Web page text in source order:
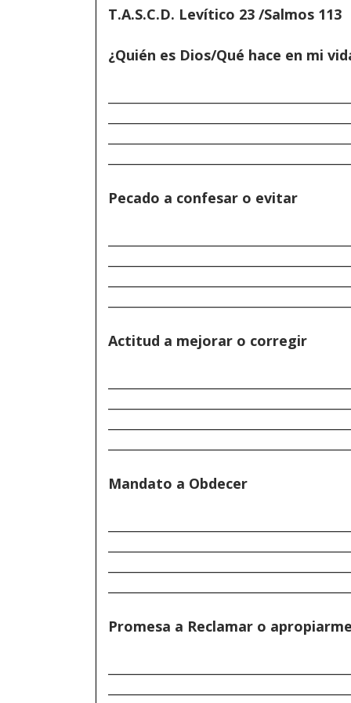
T.A.S.C.D. Levítico 23 /Salmos 113
¿Quién es Dios/Qué hace en mi
Pecado a confesar o evitar
Actitud a mejorar o corregir
Mandato a Obdecer
Promesa a Reclamar o apropiarme